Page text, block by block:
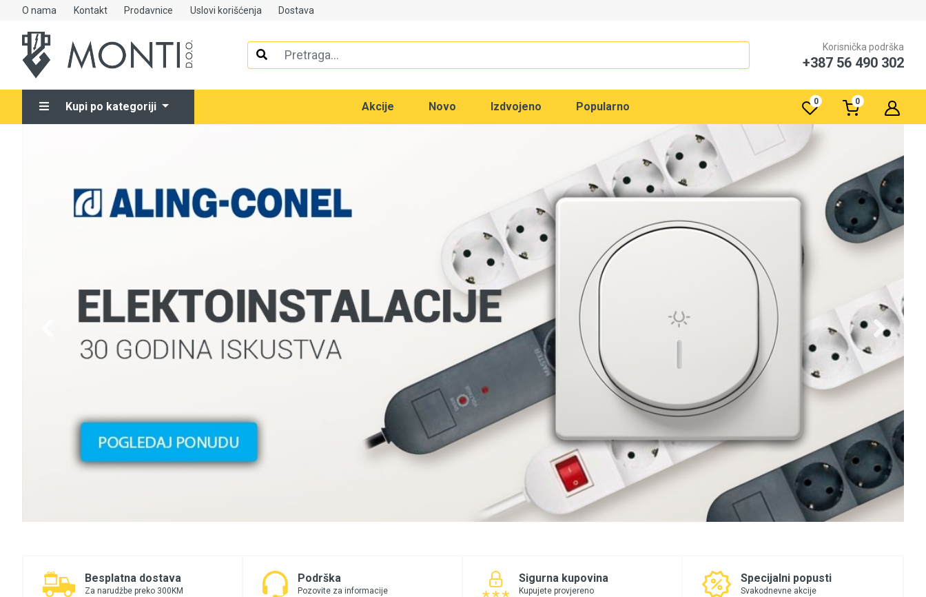
O nama Kontakt Prodavnice Uslovi korišćenja Dostava
Korisnička podrška
+387 56 490 302
Kupi po kategoriji Akcije Novo Izdvojeno Popularno 0 0
Alati
Elektrooprema
Grijanje i klimatizacija
Besplatna dostava
Za narudžbe preko 300KM
Podrška
Pozovite za informacije
Sigurna kupovina
Kupujete provjereno
Specijalni popusti
Svakodnevne akcije